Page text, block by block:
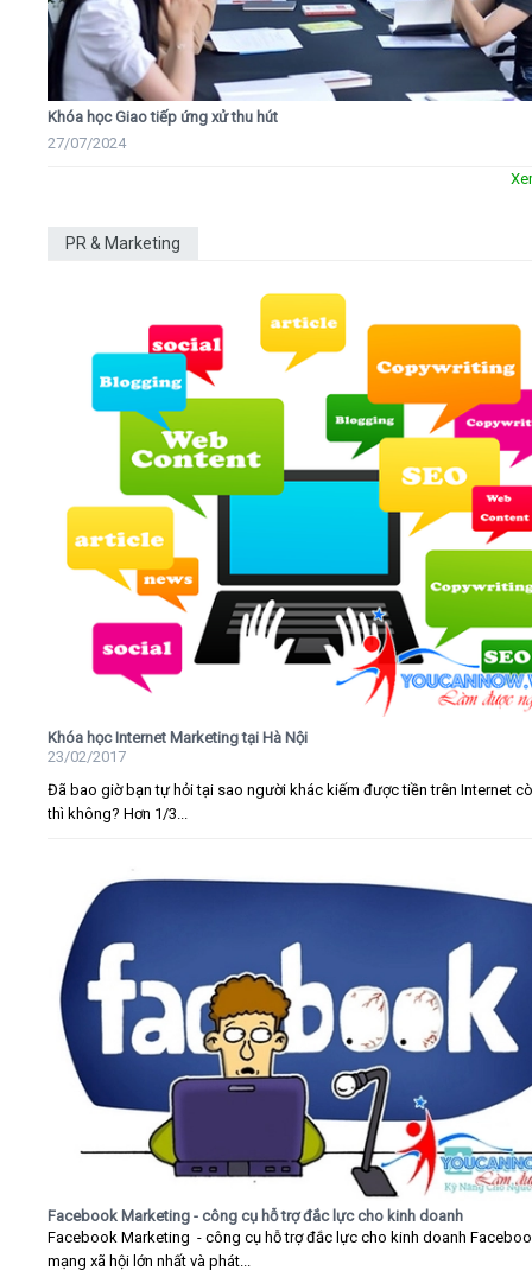
Khóa học Giao tiếp ứng xử thu hút
27/07/2024
PR & Marketing
Khóa học Internet Marketing tại Hà Nội
23/02/2017
Đã bao giờ bạn tự hỏi tại sao người khác kiếm được tiền trên Internet
thì không? Hơn 1/3...
Facebook Marketing - công cụ hỗ trợ đắc lực cho kinh doanh
Facebook Marketing - công cụ hỗ trợ đắc lực cho kinh doanh
mạng xã hội lớn nhất và phát...